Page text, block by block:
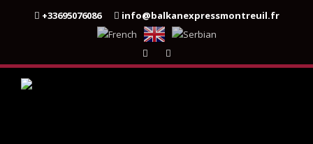
+33695076086 info@balkanexpressmontreuil.fr